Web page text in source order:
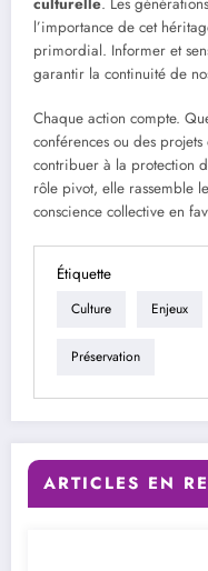
l’importance de cet
primordial. Informer et
garantir la continuité de
Chaque action compte.
conférences ou des
contribuer à la protection
rôle pivot, elle rassemble
conscience collective en
Étiquette
Culture Enjeux
Préservation
ARTICLES EN